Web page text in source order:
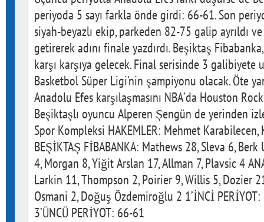
periyoda 5 sayı farkla önde girdi: 66-61. Son
siyah-beyazlı ekip, parkeden 82-75 galip ayrıldı
getirerek adını finale yazdırdı. Beşiktaş
karşı karşıya gelecek. Final serisinde 3 galibiyete
Basketbol Süper Ligi'nin şampiyonu olacak. Öte
Anadolu Efes karşılaşmasını NBA’da Houston
Beşiktaşlı oyuncu Alperen Şengün de yerinden
Spor Kompleksi HAKEMLER: Mehmet
BEŞİKTAŞ FİBABANKA: Mathews 28, Sleva 6,
4, Morgan 8, Yiğit Arslan 17, Allman 7, Plavsic 4
Larkin 11, Thompson 2, Poirier 9, Willis 5, Dozier
Osmani 2, Doğuş Özdemiroğlu 2 1’İNCİ
3’ÜNCÜ PERİYOT: 66-61